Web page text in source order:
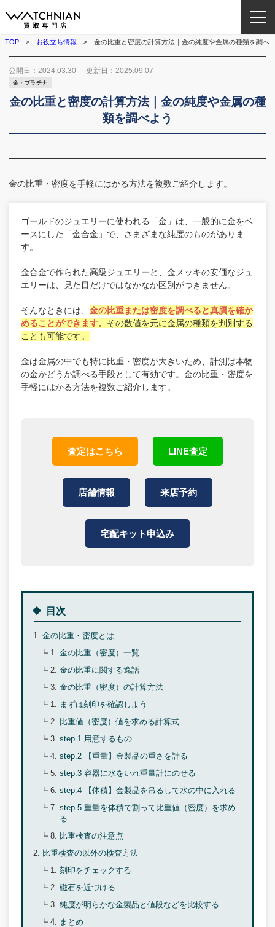
ウォッチニアン買取専門店とは？
ブランドから探す
取扱いカテゴリ
店舗一覧
お役立ち情報
お問い合わせ
(11:00～20:00年中無休)
24時間受付中！
TOP お役立ち情報 金の比重と密度の計算方法｜金の純度や金属の種類を調べ
金の比重と密度の計算方法｜金の純度や金属の種
類を調べよう
公開日： 2024.03.30 更新日： 2025.09.07
金・プラチナ
金の比重・密度を手軽にはかる方法を複数ご紹介します。
ゴールドのジュエリーに使われる「金」は、一般的に金をベ
ースにした「金合金」で、さまざまな純度のものがありま
す。
金合金で作られた高級ジュエリーと、金メッキの安価なジュ
エリーは、見た目だけではなかなか区別がつきません。
そんなときには、 金の比重または密度を調べると真贋を確か
めることができます。 その数値を元に金属の種類を判別する
ことも可能です。
金は金属の中でも特に比重・密度が大きいため、計測は本物
の金かどうか調べる手段として有効です。金の比重・密度を
手軽にはかる方法を複数ご紹介します。
査定はこちら LINE査定
店舗情報 来店予約
宅配キット申込み
目次
金の比重・密度とは
金の比重（密度）一覧
金の比重に関する逸話
金の比重（密度）の計算方法
まずは刻印を確認しよう
比重値（密度）値を求める計算式
step.1 用意するもの
step.2 【重量】金製品の重さを計る
step.3 容器に水をいれ重量計にのせる
step.4 【体積】金製品を吊るして水の中に入れる
step.5 重量を体積で割って比重値（密度）を求め
る
比重検査の注意点
比重検査の以外の検査方法
刻印をチェックする
磁石を近づける
純度が明らかな金製品と値段などを比較する
まとめ